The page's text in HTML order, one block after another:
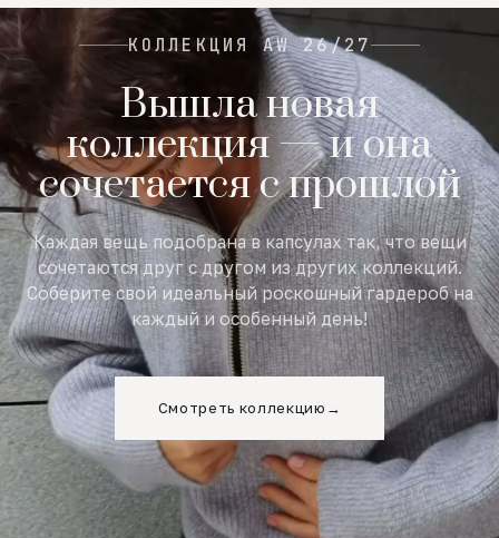
КОЛЛЕКЦИЯ AW 26/27
Вышла новая
коллекция — и она
сочетается с прошлой
Каждая вещь подобрана в капсулах так, что вещи
сочетаются друг с другом из других коллекций.
Соберите свой идеальный роскошный гардероб на
каждый и особенный день!
Смотреть коллекцию →